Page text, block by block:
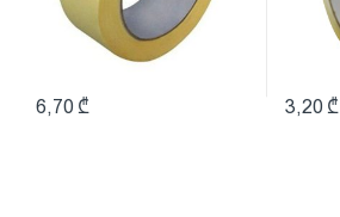
6,70 ₾ 3,20 ₾